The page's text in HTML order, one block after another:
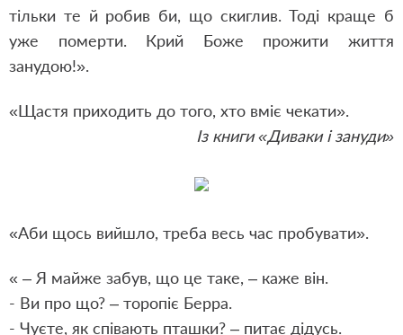
тільки те й робив би, що скиглив. Тоді краще б
уже померти. Крий Боже прожити життя
занудою!».
«Щастя приходить до того, хто вміє чекати».
Із книги «Диваки і зануди»
«Аби щось вийшло, треба весь час пробувати».
« – Я майже забув, що це таке, – каже він.
- Ви про що? – торопіє Берра.
- Чуєте, як співають пташки? – питає дідусь.